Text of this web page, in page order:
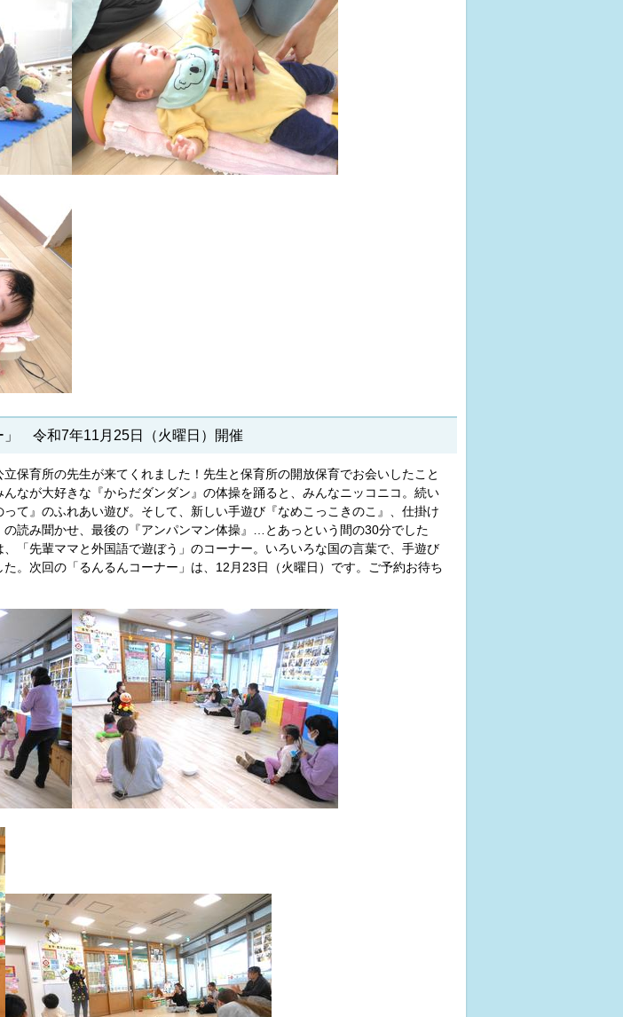
」 令和7年11月25日（火曜日）開催
保育所の先生が来てくれました！先生と保育所の開放保育でお会いしたこと
なが大好きな『からだダンダン』の体操を踊ると、みんなニッコニコ。続い
て』のふれあい遊び。そして、新しい手遊び『なめこっこきのこ』、仕掛け
読み聞かせ、最後の『アンパンマン体操』…とあっという間の30分でした
、「先輩ママと外国語で遊ぼう」のコーナー。いろいろな国の言葉で、手遊び
。次回の「るんるんコーナー」は、12月23日（火曜日）です。ご予約お待ち